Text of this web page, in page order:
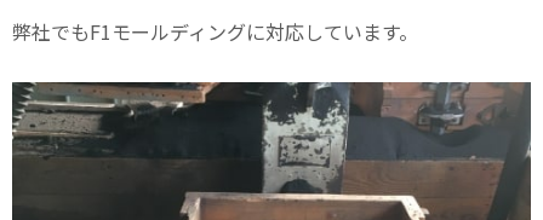
弊社でもF1モールディングに対応しています。